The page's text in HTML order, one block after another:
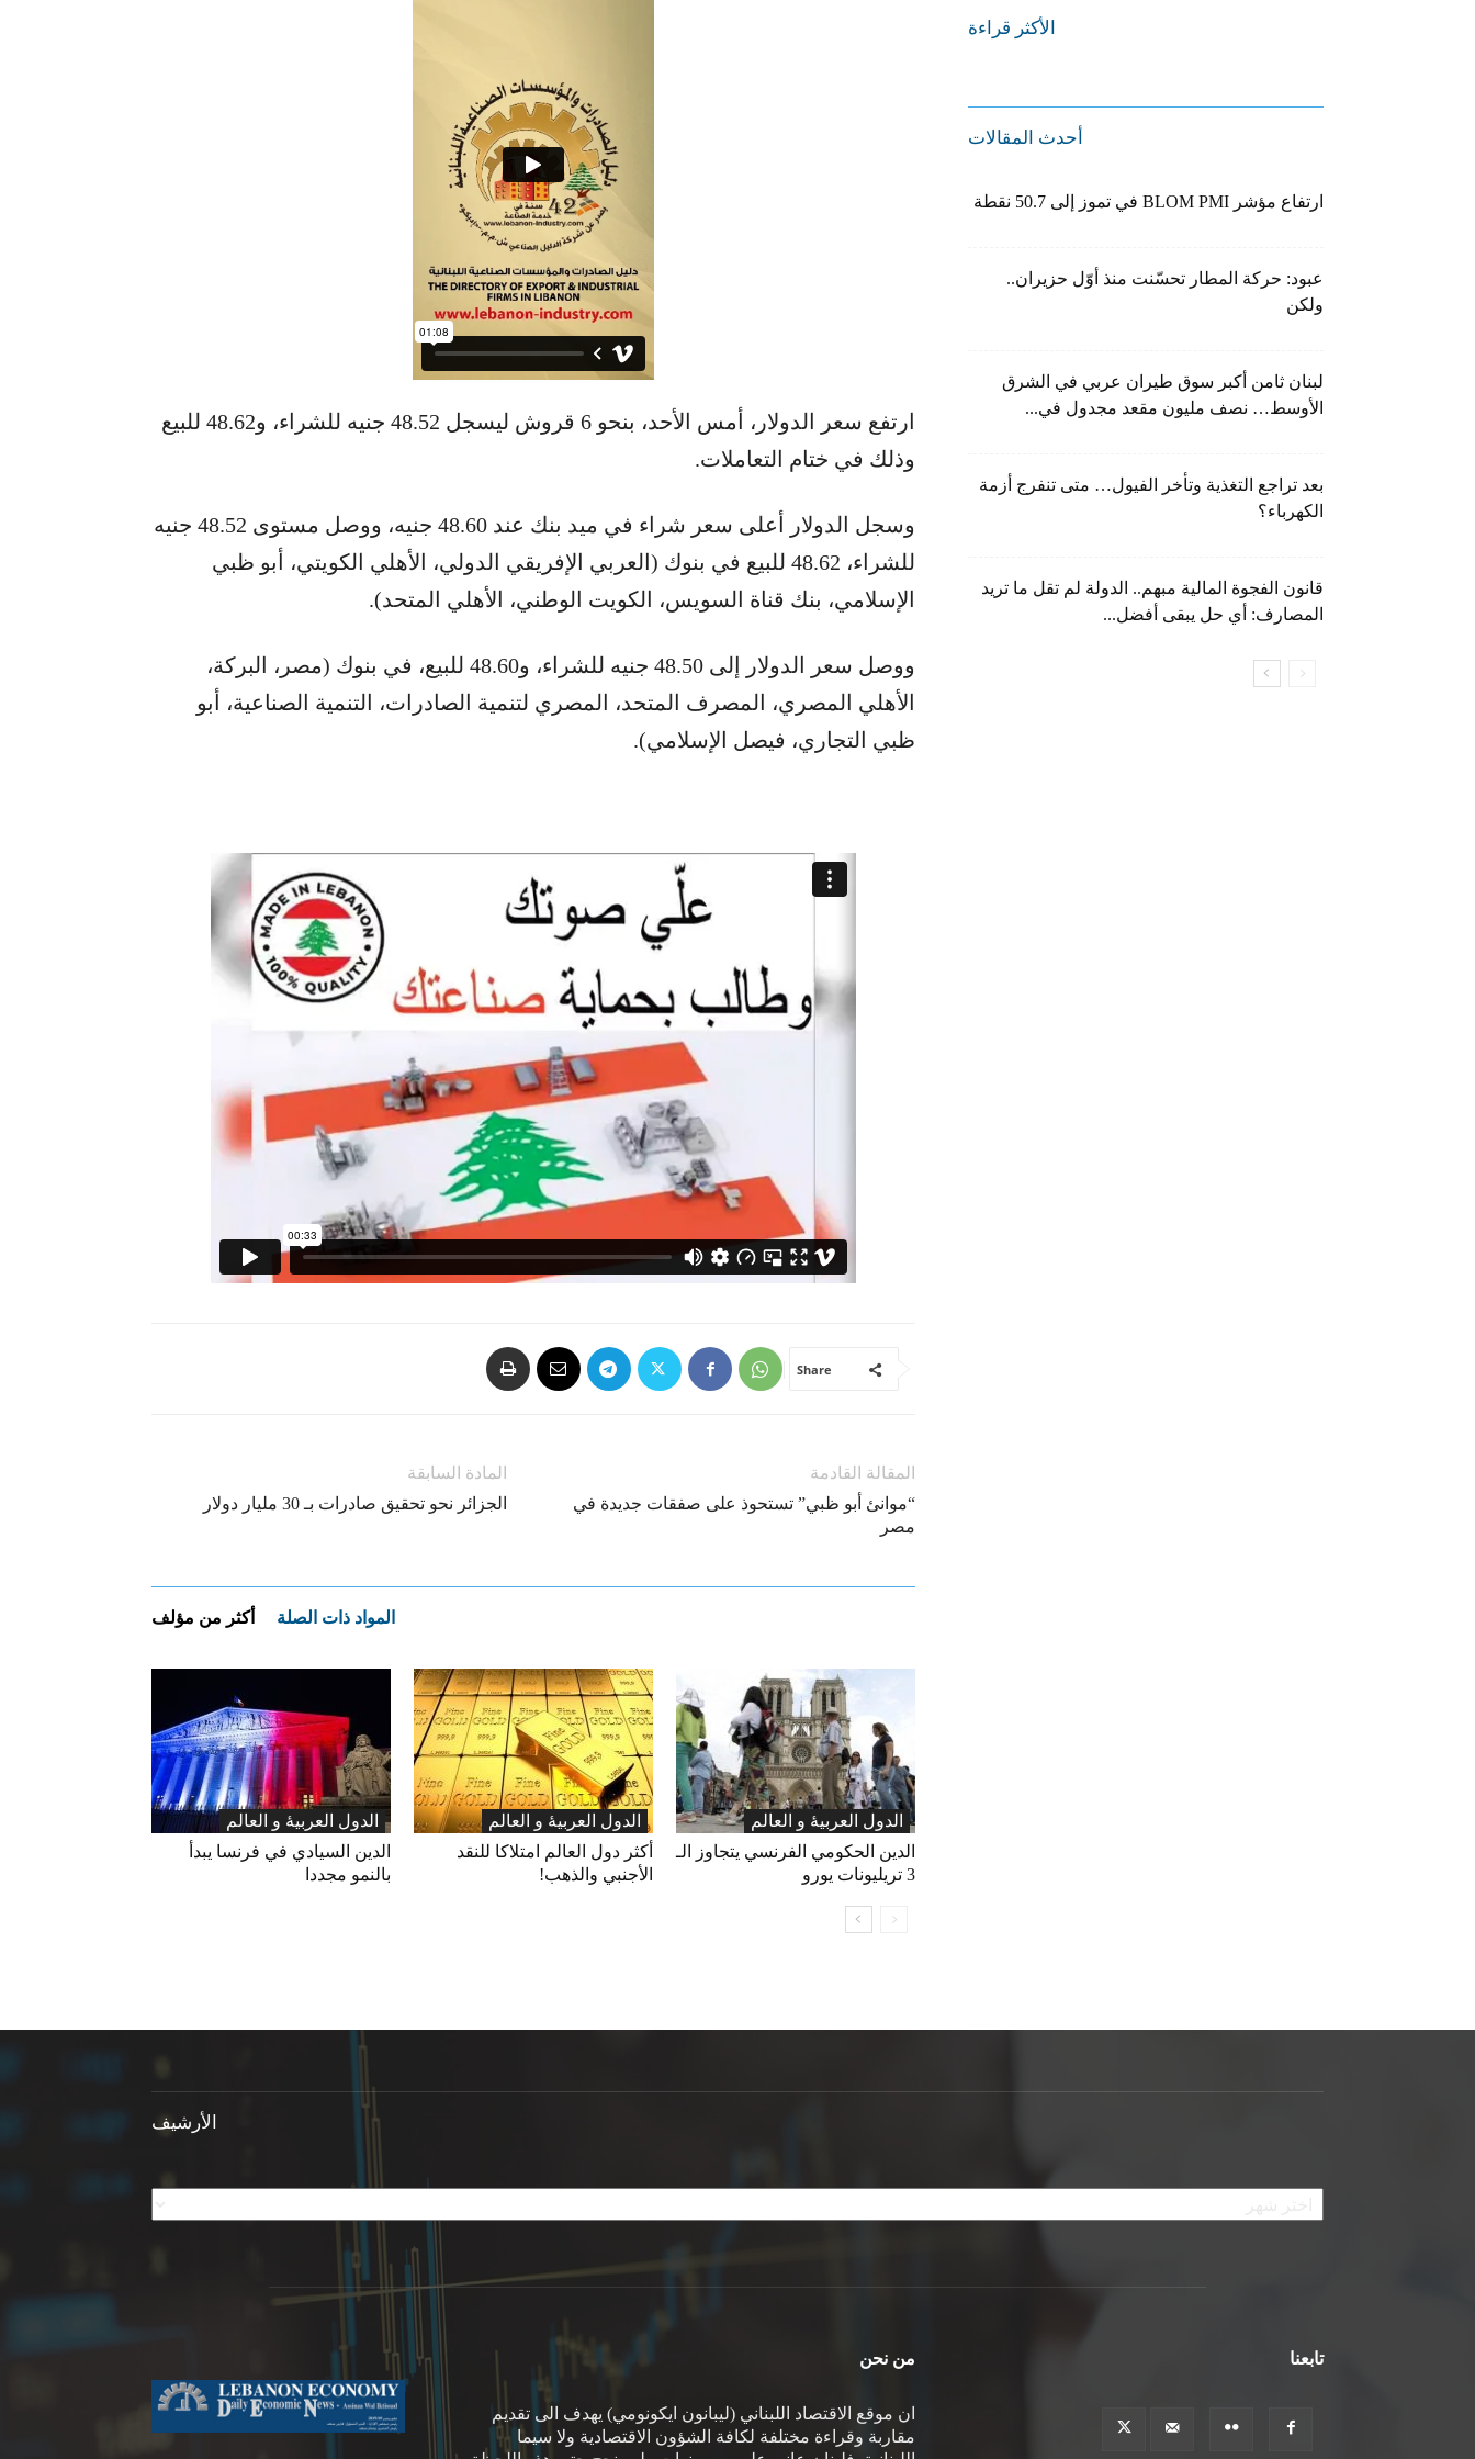
ارتفع سعر الدولار، أمس الأحد، بنحو 6 قروش ليسجل 48.52 جنيه للشراء، و48.62 للبيع
وذلك في ختام التعاملات.
وسجل الدولار أعلى سعر شراء في ميد بنك عند 48.60 جنيه، ووصل مستوى 48.52 جنيه
للشراء، 48.62 للبيع في بنوك (العربي الإفريقي الدولي، الأهلي الكويتي، أبو ظبي
الإسلامي، بنك قناة السويس، الكويت الوطني، الأهلي المتحد).
ووصل سعر الدولار إلى 48.50 جنيه للشراء، و48.60 للبيع، في بنوك (مصر، البركة،
الأهلي المصري، المصرف المتحد، المصري لتنمية الصادرات، التنمية الصناعية، أبو
ظبي التجاري، فيصل الإسلامي).
Share
المادة السابقة
الجزائر نحو تحقيق صادرات بـ 30 مليار دولار
المقالة القادمة
“موانئ أبو ظبي” تستحوذ على صفقات جديدة في
مصر
المواد ذات الصلة أكثر من مؤلف
الدول العربیۀ و العالم
الدين السيادي في فرنسا يبدأ
بالنمو مجددا
الدول العربیۀ و العالم
أكثر دول العالم امتلاكا للنقد
الأجنبي والذهب!
الدول العربیۀ و العالم
الدين الحكومي الفرنسي يتجاوز الـ
3 تريليونات يورو
الأكثر قراءة
أحدث المقالات
ارتفاع مؤشر BLOM PMI في تموز إلى 50.7 نقطة
عبود: حركة المطار تحسّنت منذ أوّل حزيران..
ولكن
لبنان ثامن أكبر سوق طيران عربي في الشرق
الأوسط… نصف مليون مقعد مجدول في...
بعد تراجع التغذية وتأخر الفيول… متى تنفرج أزمة
الكهرباء؟
قانون الفجوة المالية مبهم.. الدولة لم تقل ما تريد
المصارف: أي حل يبقى أفضل...
الأرشيف
الأرشيف
من نحن
ان موقع الاقتصاد اللبناني (ليبانون ايكونومي) يهدف الى تقديم
مقاربة وقراءة مختلفة لكافة الشؤون الاقتصادية ولا سيما
تابعنا